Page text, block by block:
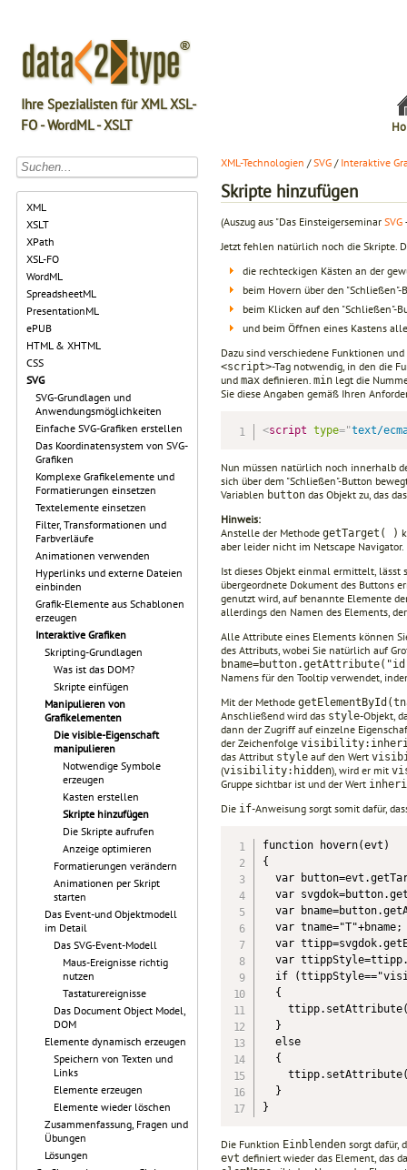
Ihre Spezialisten für XML XSL-
FO - WordML - XSLT
XML
XSLT
XPath
XSL-FO
WordML
SpreadsheetML
PresentationML
ePUB
HTML & XHTML
CSS
SVG
SVG-Grundlagen und
Anwendungsmöglichkeiten
Einfache SVG-Grafiken erstellen
Das Koordinatensystem von SVG-
Grafiken
Komplexe Grafikelemente und
Formatierungen einsetzen
Textelemente einsetzen
Filter, Transformationen und
Farbverläufe
Animationen verwenden
Hyperlinks und externe Dateien
einbinden
Grafik-Elemente aus Schablonen
erzeugen
Interaktive Grafiken
Skripting-Grundlagen
Was ist das DOM?
Skripte einfügen
Manipulieren von
Grafikelementen
Die visible-Eigenschaft
manipulieren
Notwendige Symbole
erzeugen
Kasten erstellen
Skripte hinzufügen
Die Skripte aufrufen
Anzeige optimieren
Formatierungen verändern
Animationen per Skript
starten
Das Event-und Objektmodell
im Detail
Das SVG-Event-Modell
Maus-Ereignisse richtig
nutzen
Tastaturereignisse
Das Document Object Model,
DOM
Elemente dynamisch erzeugen
Speichern von Texten und
Links
Elemente erzeugen
Elemente wieder löschen
Zusammenfassung, Fragen und
Übungen
Lösungen
XML-Technologien /SVG / Interaktive
Skripte hinzufügen
(Auszug aus "Das Einsteigerseminar SVG
Jetzt fehlen natürlich noch die Skripte.
die rechteckigen Kästen an der
beim Hovern über den
beim Klicken auf den "Schließen"-
und beim Öffnen eines Kastens
Dazu sind verschiedene Funktionen
<script>-Tag notwendig, in den die
und max definieren. min legt die
Sie diese Angaben gemäß Ihren
<script type="text/
Nun müssen natürlich noch innerhalb
sich über dem "Schließen"-Button
Variablen button das Objekt zu, das
Hinweis:
Anstelle der Methode getTarget( )
aber leider nicht im Netscape Navigator.
Ist dieses Objekt einmal ermittelt, lässt
übergeordnete Dokument des Buttons
genutzt wird, auf benannte Elemente
allerdings den Namen des Elements,
Alle Attribute eines Elements können
des Attributs, wobei Sie natürlich auf
Namens für den Tooltip verwendet,
Mit der Methode
Anschließend wird das style-Objekt,
dann der Zugriff auf einzelne
der Zeichenfolge
das Attribut style auf den Wert
(visibility:hidden), wird er mit
Gruppe sichtbar ist und der Wert
Die if-Anweisung sorgt somit dafür,
function hovern(evt)
{
var
var
var
  var tname="T"+bname;
var
var
if
  {
  }
  else
  {
  }
Die Funktion Einblenden sorgt dafür,
evt definiert wieder das Element, das